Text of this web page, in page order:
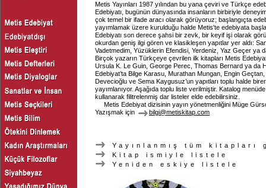
Metis Yayınları 1987 yılından bu yana çeviri ve Türkçe
Edebiyatı, bugünün dünyasında insanların birbiriyle
çok temel bir ifade aracı olarak görüyoruz; başlangıçta
yayımlamak üzere kurulduğu halde Metis'te edebiyata
Edebiyatı son derece şahsi bir zevk, bir keyif işi olarak
okurdan geniş ilgi gören ve klasikleşen yapıtlar yer aldı:
Vadetmedim, Yüzüklerin Efendisi, Yerdeniz, Yaz Geçer ya
Birçok yazarın Türkçeye çevrilen ilk kitapları Metis
Ursula K. Le Guin, George Perec, Thomas Bernard ya da
Edebiyat’ta Bilge Karasu, Murathan Mungan, Engin
Devecioğlu ve Sema Kaygusuz’un yapıtları toplu halde
yayımlanıyor. Aşağıda toplu liste verilmiştir. Katalog menüde
kullanarak filitrelenmiş dar listeler elde edebilirsiniz.
Metis Edebiyat dizisinin yayın yönetmenliğini Müge
Yazışmak için
bilgi@metiskitap.com
Yayınlanmış tüm kitapları
Kitap ismiyle listele
Yeniden eskiye listele